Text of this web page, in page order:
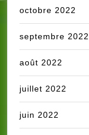
octobre 2022
septembre 2022
août 2022
juillet 2022
juin 2022